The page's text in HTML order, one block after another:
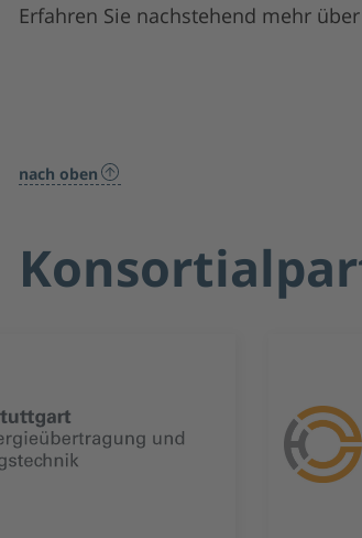
Erfahren Sie nachstehend mehr
nach oben